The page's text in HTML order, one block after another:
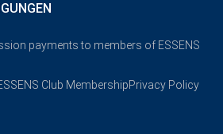
payments to members of ESSENS
Club MembershipPrivacy Policy